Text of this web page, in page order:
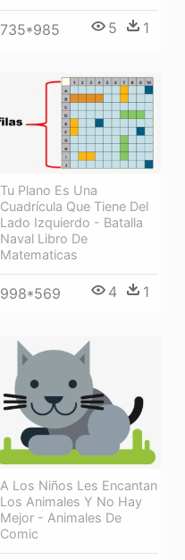
735*985 5 1
Tu Plano Es Una
Cuadrícula Que Tiene Del
Lado Izquierdo - Batalla
Naval Libro De
Matematicas
998*569 4 1
A Los Niños Les Encantan
Los Animales Y No Hay
Mejor - Animales De
Comic